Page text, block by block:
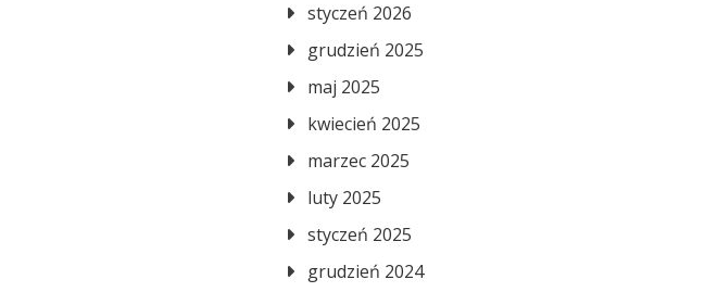
styczeń 2026
grudzień 2025
maj 2025
kwiecień 2025
marzec 2025
luty 2025
styczeń 2025
grudzień 2024